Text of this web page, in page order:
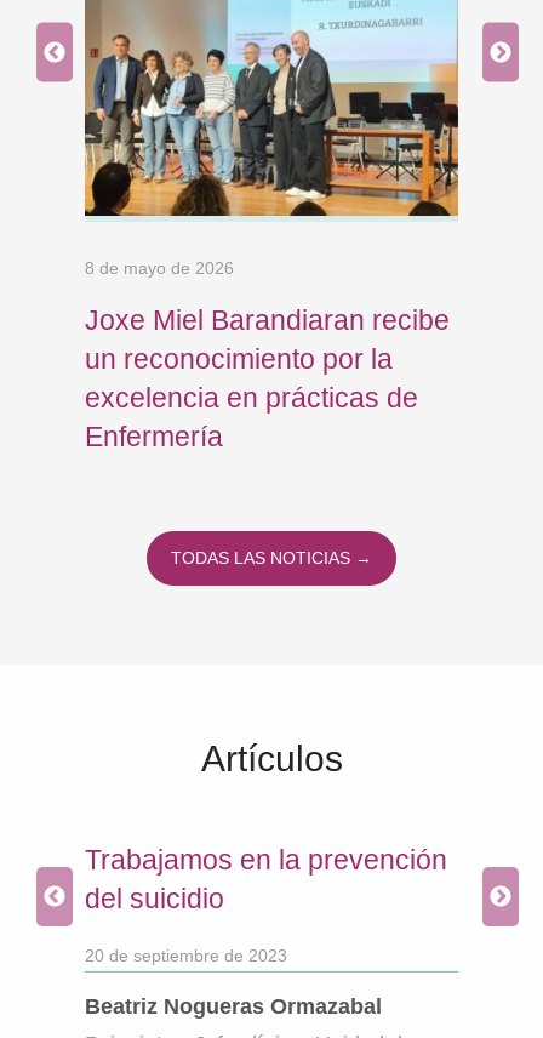
8 de mayo de 2026
Joxe Miel Barandiaran recibe
un reconocimiento por la
excelencia en prácticas de
Enfermería
8
TODAS LAS NOTICIAS →
Artículos
Trabajamos en la prevención
del suicidio
20 de septiembre de 2023
Beatriz Nogueras Ormazabal